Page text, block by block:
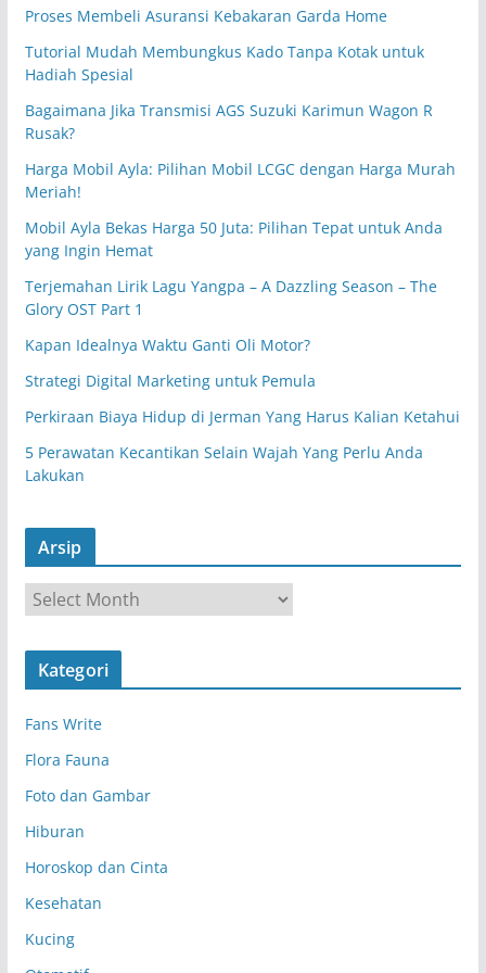
Proses Membeli Asuransi Kebakaran Garda Home
Tutorial Mudah Membungkus Kado Tanpa Kotak untuk
Hadiah Spesial
Bagaimana Jika Transmisi AGS Suzuki Karimun Wagon R
Rusak?
Harga Mobil Ayla: Pilihan Mobil LCGC dengan Harga Murah
Meriah!
Mobil Ayla Bekas Harga 50 Juta: Pilihan Tepat untuk Anda
yang Ingin Hemat
Terjemahan Lirik Lagu Yangpa – A Dazzling Season – The
Glory OST Part 1
Kapan Idealnya Waktu Ganti Oli Motor?
Strategi Digital Marketing untuk Pemula
Perkiraan Biaya Hidup di Jerman Yang Harus Kalian Ketahui
5 Perawatan Kecantikan Selain Wajah Yang Perlu Anda
Lakukan
Arsip
r
s
Kategori
Fans Write
Flora Fauna
Foto dan Gambar
Hiburan
Horoskop dan Cinta
Kesehatan
Kucing